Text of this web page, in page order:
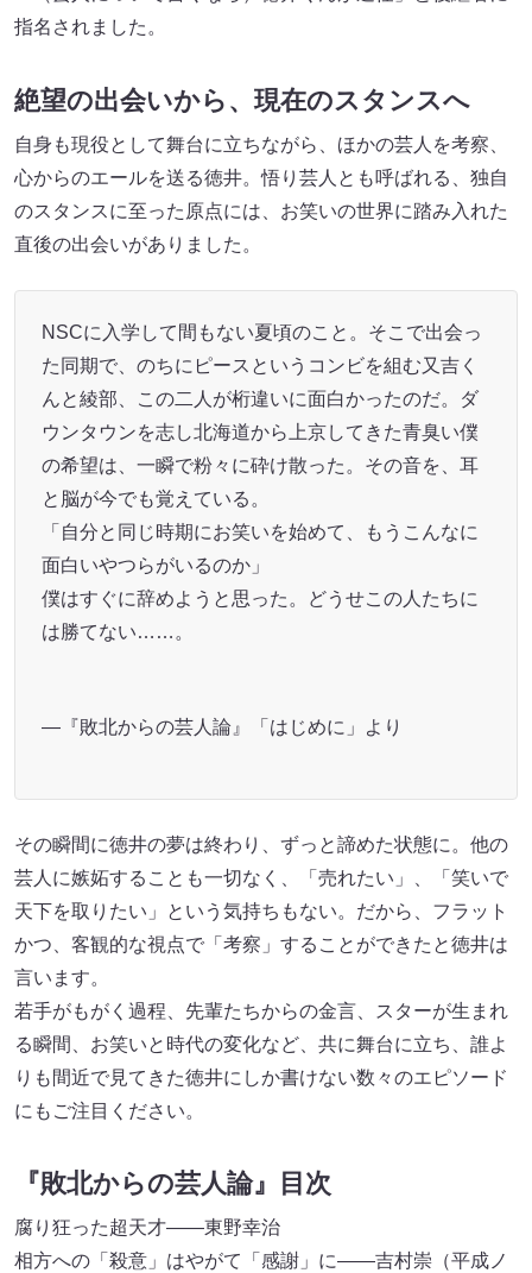
指名されました。
絶望の出会いから、現在のスタンスへ
自身も現役として舞台に立ちながら、ほかの芸人を考察、
心からのエールを送る徳井。悟り芸人とも呼ばれる、独自
のスタンスに至った原点には、お笑いの世界に踏み入れた
直後の出会いがありました。
NSCに入学して間もない夏頃のこと。そこで出会っ
た同期で、のちにピースというコンビを組む又吉く
んと綾部、この二人が桁違いに面白かったのだ。ダ
ウンタウンを志し北海道から上京してきた青臭い僕
の希望は、一瞬で粉々に砕け散った。その音を、耳
と脳が今でも覚えている。
「自分と同じ時期にお笑いを始めて、もうこんなに
面白いやつらがいるのか」
僕はすぐに辞めようと思った。どうせこの人たちに
は勝てない……。
―『敗北からの芸人論』「はじめに」より
その瞬間に徳井の夢は終わり、ずっと諦めた状態に。他の
芸人に嫉妬することも一切なく、「売れたい」、「笑いで
天下を取りたい」という気持ちもない。だから、フラット
かつ、客観的な視点で「考察」することができたと徳井は
言います。
若手がもがく過程、先輩たちからの金言、スターが生まれ
る瞬間、お笑いと時代の変化など、共に舞台に立ち、誰よ
りも間近で見てきた徳井にしか書けない数々のエピソード
にもご注目ください。
『敗北からの芸人論』目次
腐り狂った超天才――東野幸治
相方への「殺意」はやがて「感謝」に――吉村崇（平成ノ